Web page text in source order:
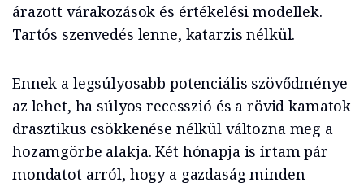
árazott várakozások és értékelési modellek.
Tartós szenvedés lenne, katarzis nélkül.
Ennek a legsúlyosabb potenciális szövődménye
az lehet, ha súlyos recesszió és a rövid kamatok
drasztikus csökkenése nélkül változna meg a
hozamgörbe alakja. Két hónapja is írtam pár
mondatot arról, hogy a gazdaság minden